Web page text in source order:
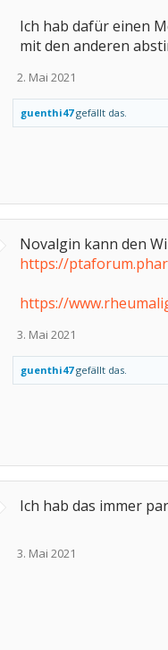
Ich hab dafür einen
mit den anderen
2. Mai 2021
guenthi47gefällt das.
Novalgin kann den
https://
https://
3. Mai 2021
guenthi47gefällt das.
Ich hab das immer
3. Mai 2021